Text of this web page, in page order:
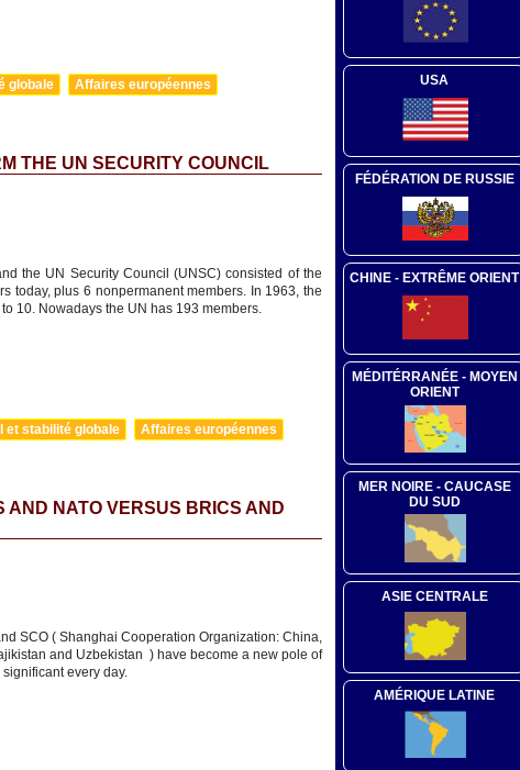
globale
Affaires européennes
THE UN SECURITY COUNCIL
the UN Security Council (UNSC) consisted of the
today, plus 6 nonpermanent members. In 1963, the
10. Nowadays the UN has 193 members.
et stabilité globale
Affaires européennes
AND NATO VERSUS BRICS AND
SCO ( Shanghai Cooperation Organization: China,
and Uzbekistan ) have become a new pole of
every day.
USA
FÉDÉRATION DE RUSSIE
CHINE - EXTRÊME ORIENT
MÉDITÉRRANÉE - MOYEN
ORIENT
MER NOIRE - CAUCASE
DU SUD
ASIE CENTRALE
AMÉRIQUE LATINE